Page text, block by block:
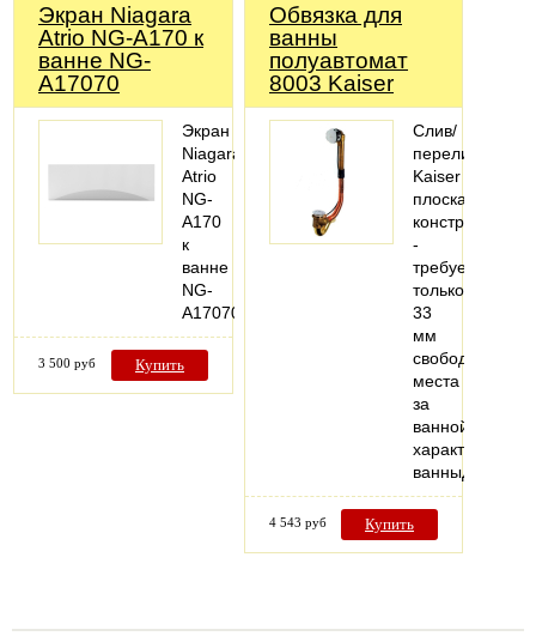
Экран Niagara
Atrio NG-A170 к
ванне NG-
A17070
Экран
Niagara
Atrio
NG-
A170
к
ванне
NG-
A17070
3 500 руб Купить
Обвязка для
ванны
полуавтомат
8003 Kaiser
Слив/
перелив
Kaiser
плоская
конструкция
-
требуется
только
33
мм
свободного
места
за
ванныДля…
4 543 руб Купить